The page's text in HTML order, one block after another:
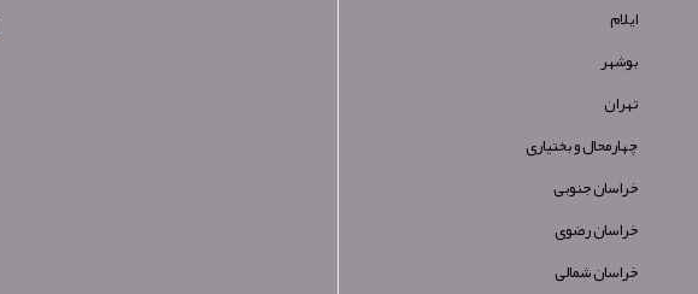
ایلام
بوشهر
تهران
چهارمحال و بختیاری
خراسان جنوبی
خراسان رضوی
خراسان شمالی